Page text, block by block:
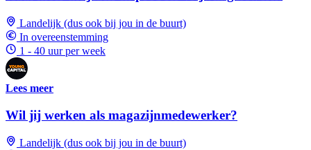
Landelijk (dus ook bij jou in de buurt)
In overeenstemming
1 - 40 uur per week
Lees meer
Wil jij werken als magazijnmedewerker?
Landelijk (dus ook bij jou in de buurt)